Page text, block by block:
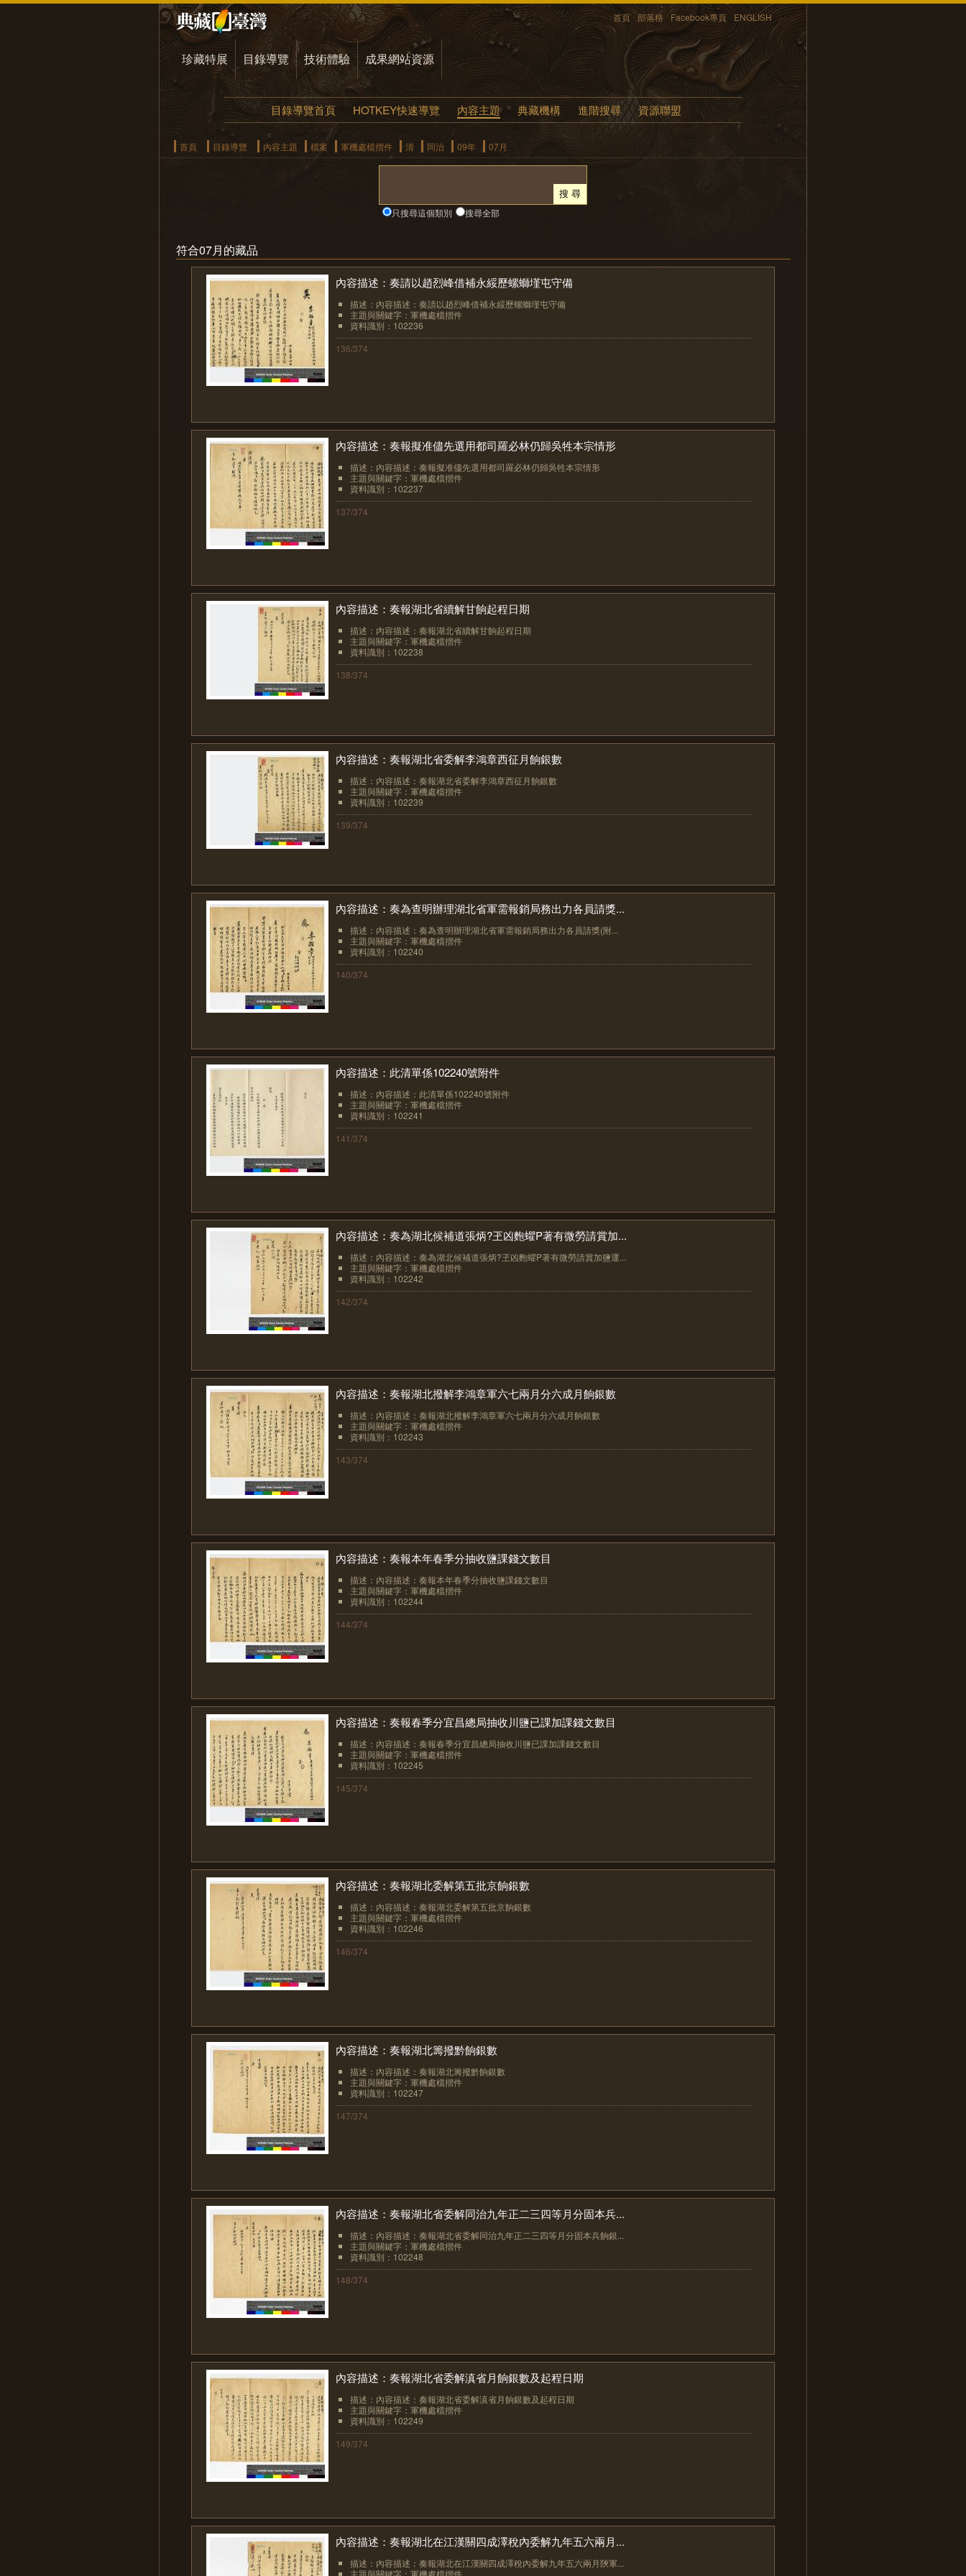
首頁 部落格 Facebook專頁 ENGLISH
珍藏特展 目錄導覽 技術體驗 成果網站資源
目錄導覽首頁 HOTKEY快速導覽 內容主題 典藏機構 進階搜尋 資源聯盟
首頁 目錄導覽 內容主題 檔案 軍機處檔摺件 清 同治 09年 07月
只搜尋這個類別 搜尋全部
符合07月的藏品
內容描述：奏請以趙烈峰借補永綏歷螺螄墐屯守備
描述：內容描述：奏請以趙烈峰借補永綏歷螺螄墐屯守備
主題與關鍵字：軍機處檔摺件
資料識別：102236
136/374
內容描述：奏報擬准儘先選用都司羅必林仍歸吳牲本宗情形
描述：內容描述：奏報擬准儘先選用都司羅必林仍歸吳牲本宗情形
主題與關鍵字：軍機處檔摺件
資料識別：102237
137/374
內容描述：奏報湖北省續解甘餉起程日期
描述：內容描述：奏報湖北省續解甘餉起程日期
主題與關鍵字：軍機處檔摺件
資料識別：102238
138/374
內容描述：奏報湖北省委解李鴻章西征月餉銀數
描述：內容描述：奏報湖北省委解李鴻章西征月餉銀數
主題與關鍵字：軍機處檔摺件
資料識別：102239
139/374
內容描述：奏為查明辦理湖北省軍需報銷局務出力各員請獎...
描述：內容描述：奏為查明辦理湖北省軍需報銷局務出力各員請獎(附...
主題與關鍵字：軍機處檔摺件
資料識別：102240
140/374
內容描述：此清單係102240號附件
描述：內容描述：此清單係102240號附件
主題與關鍵字：軍機處檔摺件
資料識別：102241
141/374
內容描述：奏為湖北候補道張炳?玊凶麭蠷P著有微勞請賞加...
描述：內容描述：奏為湖北候補道張炳?玊凶麭蠷P著有微勞請賞加鹽運...
主題與關鍵字：軍機處檔摺件
資料識別：102242
142/374
內容描述：奏報湖北撥解李鴻章軍六七兩月分六成月餉銀數
描述：內容描述：奏報湖北撥解李鴻章軍六七兩月分六成月餉銀數
主題與關鍵字：軍機處檔摺件
資料識別：102243
143/374
內容描述：奏報本年春季分抽收鹽課錢文數目
描述：內容描述：奏報本年春季分抽收鹽課錢文數目
主題與關鍵字：軍機處檔摺件
資料識別：102244
144/374
內容描述：奏報春季分宜昌總局抽收川鹽已課加課錢文數目
描述：內容描述：奏報春季分宜昌總局抽收川鹽已課加課錢文數目
主題與關鍵字：軍機處檔摺件
資料識別：102245
145/374
內容描述：奏報湖北委解第五批京餉銀數
描述：內容描述：奏報湖北委解第五批京餉銀數
主題與關鍵字：軍機處檔摺件
資料識別：102246
146/374
內容描述：奏報湖北籌撥黔餉銀數
描述：內容描述：奏報湖北籌撥黔餉銀數
主題與關鍵字：軍機處檔摺件
資料識別：102247
147/374
內容描述：奏報湖北省委解同治九年正二三四等月分固本兵...
描述：內容描述：奏報湖北省委解同治九年正二三四等月分固本兵餉銀...
主題與關鍵字：軍機處檔摺件
資料識別：102248
148/374
內容描述：奏報湖北省委解滇省月餉銀數及起程日期
描述：內容描述：奏報湖北省委解滇省月餉銀數及起程日期
主題與關鍵字：軍機處檔摺件
資料識別：102249
149/374
內容描述：奏報湖北在江漢關四成澤稅內委解九年五六兩月...
描述：內容描述：奏報湖北在江漢關四成澤稅內委解九年五六兩月陝軍...
主題與關鍵字：軍機處檔摺件